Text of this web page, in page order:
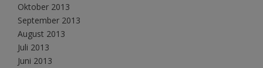
Oktober 2013
September 2013
August 2013
Juli 2013
Juni 2013